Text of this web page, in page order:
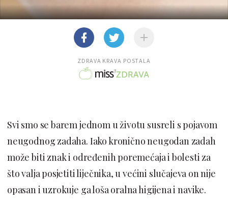
ZDRAVA KRAVA POSTALA
Svi smo se barem jednom u životu susreli s pojavom
neugodnog zadaha. Iako kronično neugodan zadah
može biti znak i određenih poremećaja i bolesti za
što valja posjetiti liječnika, u većini slučajeva on nije
opasan i uzrokuje ga loša oralna higijena i navike.